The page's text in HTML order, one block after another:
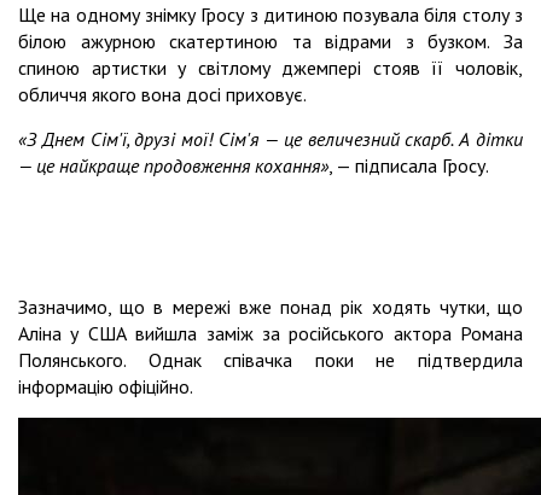
Ще на одному знімку Гросу з дитиною позувала біля столу з
білою ажурною скатертиною та відрами з бузком. За
спиною артистки у світлому джемпері стояв її чоловік,
обличчя якого вона досі приховує.
«З Днем Сім'ї, друзі мої! Сім'я — це величезний скарб. А дітки
— це найкраще продовження кохання», — підписала Гросу.
Зазначимо, що в мережі вже понад рік ходять чутки, що
Аліна у США вийшла заміж за російського актора Романа
Полянського. Однак співачка поки не підтвердила
інформацію офіційно.